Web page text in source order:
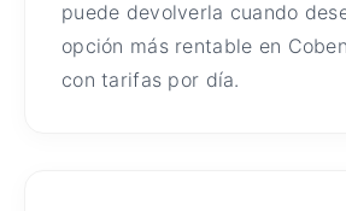
puede devolverla cuando
opción más rentable en
con tarifas por día.